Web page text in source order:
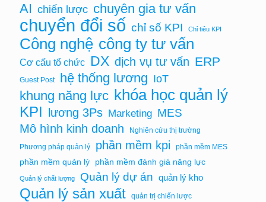
AI chiến lược chuyên gia tư vấn
chuyển đổi số chỉ số KPI Chỉ tiêu KPI
Công nghệ công ty tư vấn
Cơ cấu tổ chức DX dịch vụ tư vấn ERP
Guest Post hệ thống lương IoT
khung năng lực khóa học quản lý
KPI lương 3Ps Marketing MES
Mô hình kinh doanh
Nghiên cứu thị trường
Phương pháp quản lý
phần mềm kpi phần mềm MES
phần mềm quản lý phần mềm đánh giá năng lực
Quản lý chất lượng Quản lý dự án quản lý kho
Quản lý sản xuất quản trị chiến lược